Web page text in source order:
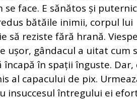
face. E sănătos și
bătăile inimii, corpul lui
să reziste fără hrană.
ușor, gândacul a uitat cum
în spații înguste. Dar,
al capacului de pix.
insuccesul întregului ei